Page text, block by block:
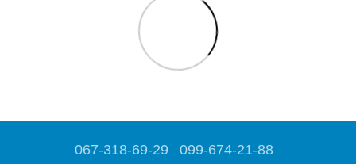
067-318-69-29 099-674-21-88